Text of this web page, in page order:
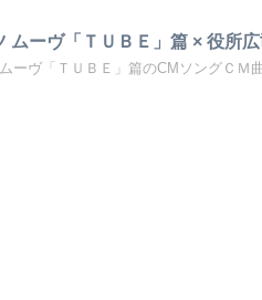
ムーヴ「ＴＵＢＥ」篇 × 役所
ーヴ「ＴＵＢＥ」篇のCMソングＣＭ